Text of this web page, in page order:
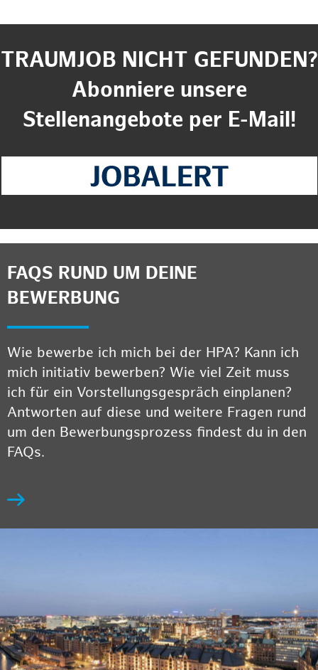
TRAUMJOB NICHT GEFUNDEN?
Abonniere unsere
Stellenangebote per E-Mail!
FAQS RUND UM DEINE
BEWERBUNG
Wie bewerbe ich mich bei der HPA? Kann ich
mich initiativ bewerben? Wie viel Zeit muss
ich für ein Vorstellungsgespräch einplanen?
Antworten auf diese und weitere Fragen rund
um den Bewerbungsprozess findest du in den
FAQs.